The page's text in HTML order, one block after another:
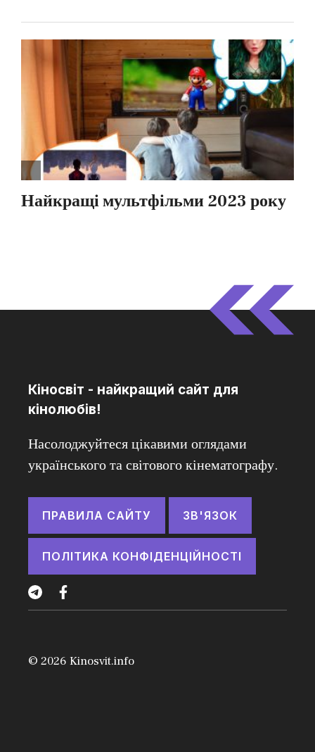
Кіносвіт - найкращий сайт для
кінолюбів!
Насолоджуйтеся цікавими оглядами
українського та світового кінематографу.
ПРАВИЛА САЙТУ ЗВ'ЯЗОК
ПОЛІТИКА КОНФІДЕНЦІЙНОСТІ
© 2026 Kinosvit.info